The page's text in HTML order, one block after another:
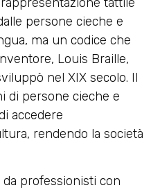
persone cieche e
ma un codice che
Louis Braille,
nel XIX secolo. Il
di persone cieche e
accedere
rendendo la società
professionisti con